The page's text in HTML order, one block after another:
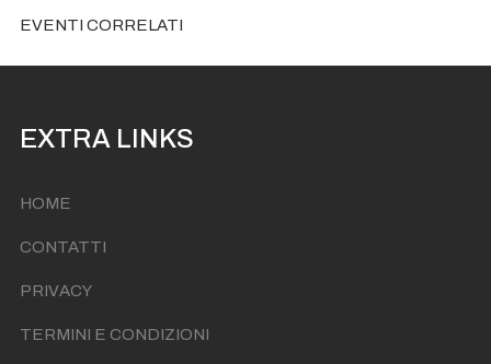
EVENTI CORRELATI
EXTRA LINKS
HOME
CONTATTI
PRIVACY
TERMINI E CONDIZIONI